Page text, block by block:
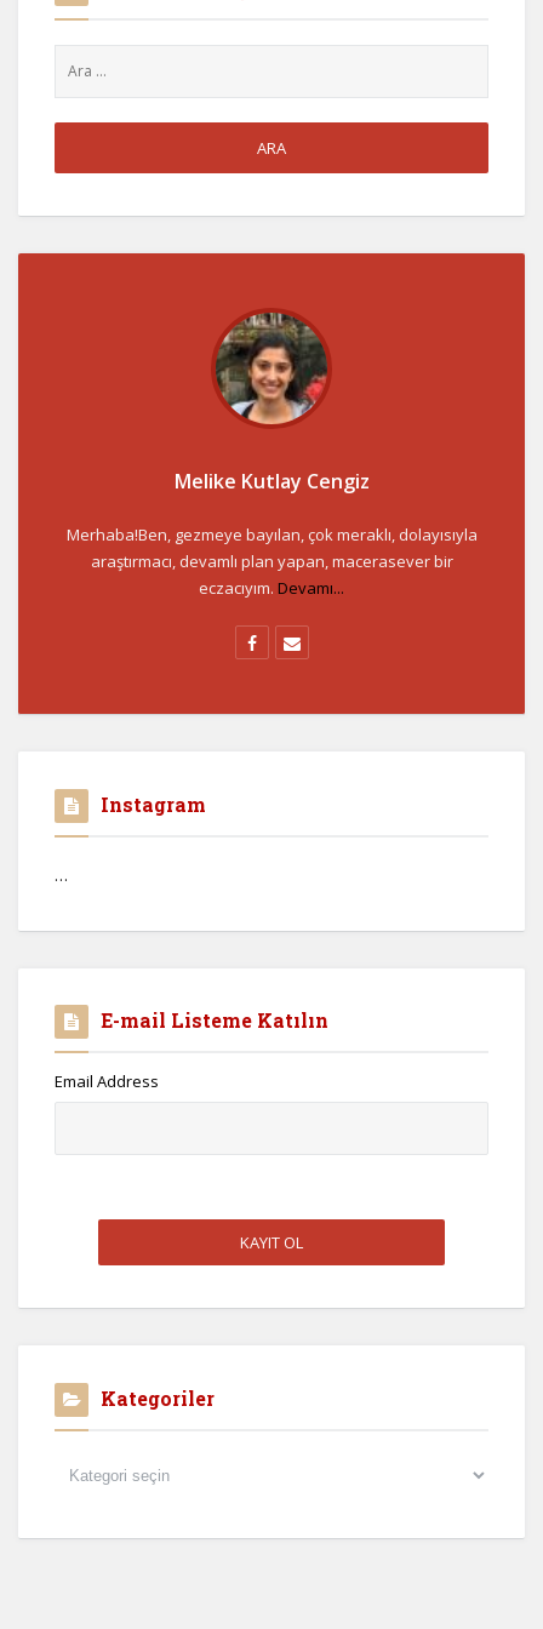
Melike Kutlay Cengiz
Merhaba!Ben, gezmeye bayılan, çok meraklı, dolayısıyla
araştırmacı, devamlı plan yapan, macerasever bir
eczacıyım. Devamı...
Instagram
…
E-mail Listeme Katılın
Email Address
Kategoriler
Kategoriler